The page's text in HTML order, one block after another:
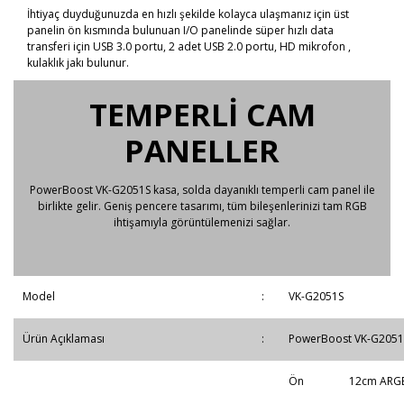
İhtiyaç duyduğunuzda en hızlı şekilde kolayca ulaşmanız için üst
panelin ön kısmında bulunuan I/O panelinde süper hızlı data
transferi için USB 3.0 portu, 2 adet USB 2.0 portu, HD mikrofon ,
kulaklık jakı bulunur.
TEMPERLİ CAM
PANELLER
PowerBoost VK-G2051S kasa, solda dayanıklı temperli cam panel ile
birlikte gelir. Geniş pencere tasarımı, tüm bileşenlerinizi tam RGB
ihtişamıyla görüntülemenizi sağlar.
Model : VK-G2051S
Ürün Açıklaması : PowerBoost VK-
Ön 12cm